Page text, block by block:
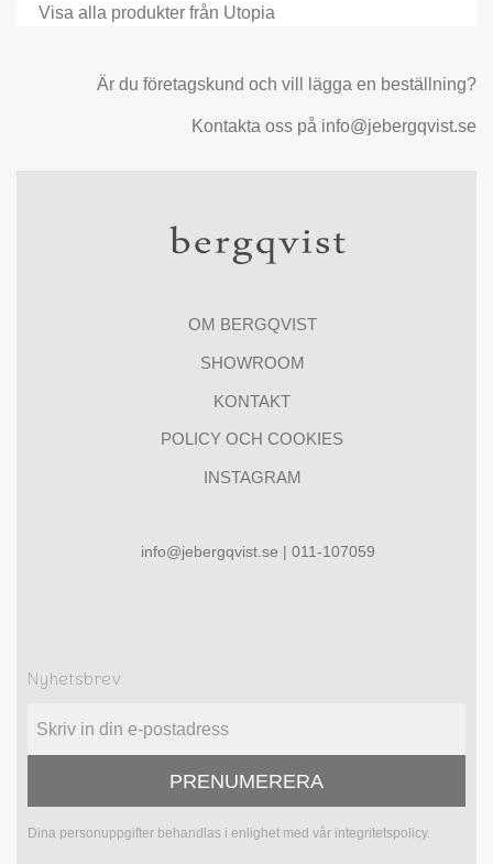
Visa alla produkter från Utopia
Är du företagskund och vill lägga en beställning?
Kontakta oss på info@jebergqvist.se
OM BERGQVIST
SHOWROOM
KONTAKT
POLICY OCH COOKIES
INSTAGRAM
info@jebergqvist.se | 011-107059
Nyhetsbrev
PRENUMERERA
Dina personuppgifter behandlas i enlighet med vår integritetspolicy.